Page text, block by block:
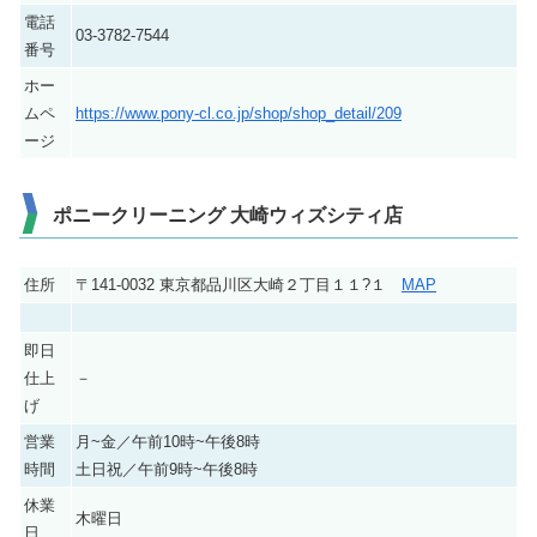
電話
番号
03-3782-7544
ホー
ムペ
ージ
https://www.pony-cl.co.jp/shop/shop_detail/209
ポニークリーニング 大崎ウィズシティ店
住所 〒141-0032 東京都品川区大崎２丁目１１?１ MAP
即日
仕上
げ
－
営業
時間
月~金／午前10時~午後8時
土日祝／午前9時~午後8時
休業
日
木曜日